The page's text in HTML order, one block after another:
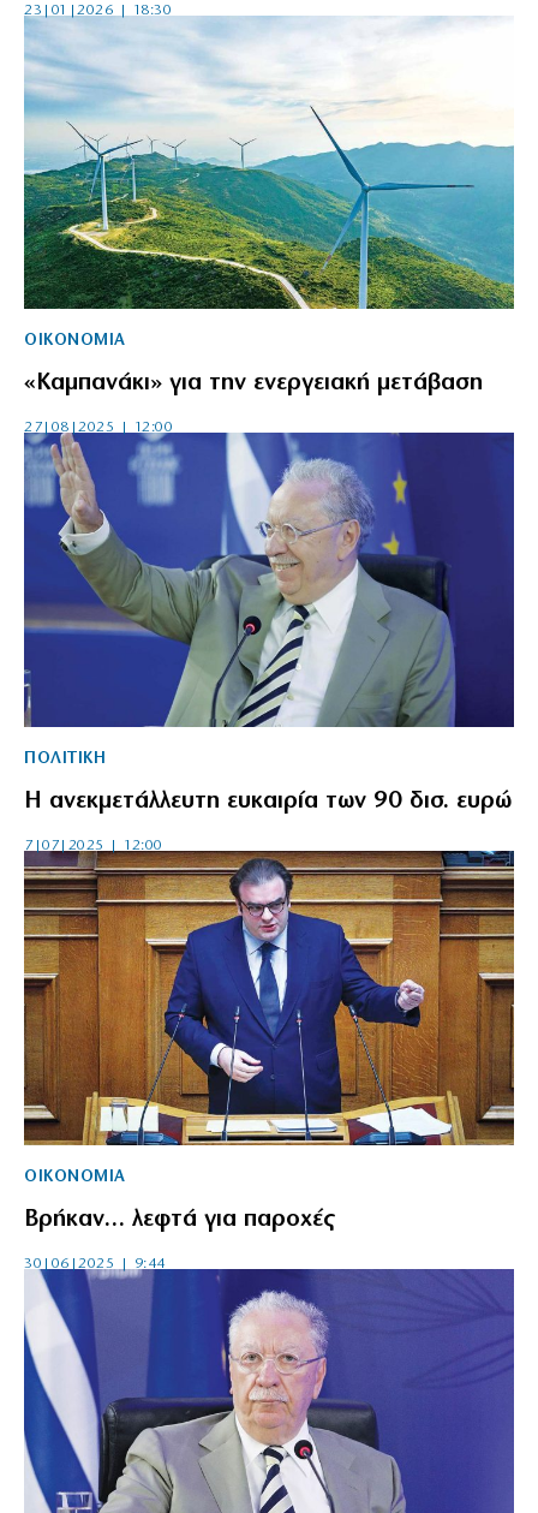
23|01|2026 | 18:30
ΟΙΚΟΝΟΜΙΑ
«Καμπανάκι» για την ενεργειακή μετάβαση
27|08|2025 | 12:00
ΠΟΛΙΤΙΚΗ
Η ανεκμετάλλευτη ευκαιρία των 90 δισ. ευρώ
7|07|2025 | 12:00
ΟΙΚΟΝΟΜΙΑ
Βρήκαν… λεφτά για παροχές
30|06|2025 | 9:44